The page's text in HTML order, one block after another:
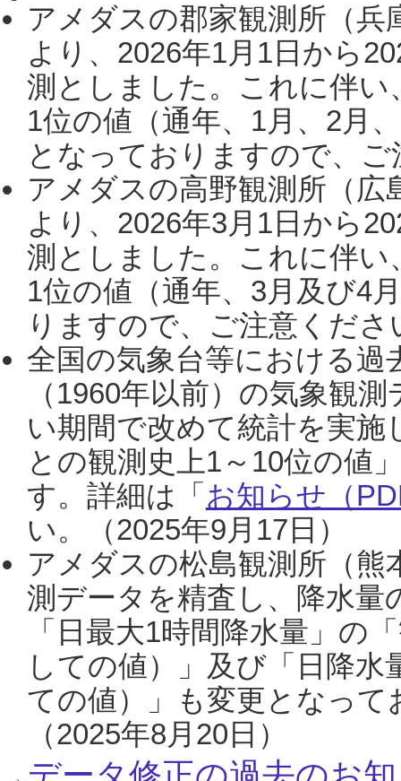
アメダスの郡家観測所（
より、2026年1月1日から
測としました。これに伴い
1位の値（通年、1月、2月
となっておりますので、
アメダスの高野観測所（
より、2026年3月1日から
測としました。これに伴い
1位の値（通年、3月及び4
りますので、ご注意くだ
全国の気象台等における過
（1960年以前）の気象観
い期間で改めて統計を実
との観測史上1～10位の値
す。詳細は「 お知らせ（
い。（2025年9月17日）
アメダスの松島観測所（熊
測データを精査し、降水
「日最大1時間降水量」の
しての値）」及び「日降
ての値）」も変更となっ
（2025年8月20日）